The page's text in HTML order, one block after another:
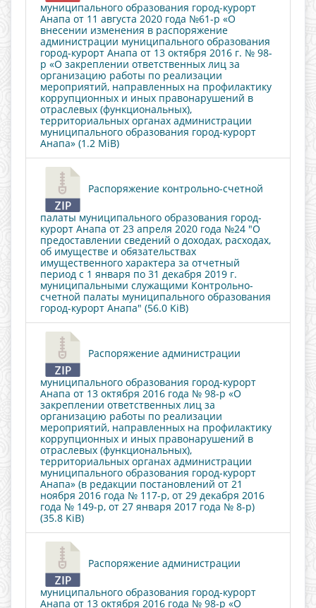
муниципального образования город-курорт
Анапа от 11 августа 2020 года №61-р «О
внесении изменения в распоряжение
администрации муниципального образования
город-курорт Анапа от 13 октября 2016 г. № 98-
р «О закреплении ответственных лиц за
организацию работы по реализации
мероприятий, направленных на профилактику
коррупционных и иных правонарушений в
отраслевых (функциональных),
территориальных органах администрации
муниципального образования город-курорт
Анапа» (1.2 MiB)
Распоряжение контрольно-счетной
палаты муниципального образования город-
курорт Анапа от 23 апреля 2020 года №24 "О
предоставлении сведений о доходах, расходах,
об имуществе и обязательствах
имущественного характера за отчетный
период с 1 января по 31 декабря 2019 г.
муниципальными служащими Контрольно-
счетной палаты муниципального образования
город-курорт Анапа" (56.0 KiB)
Распоряжение администрации
муниципального образования город-курорт
Анапа от 13 октября 2016 года № 98-р «О
закреплении ответственных лиц за
организацию работы по реализации
мероприятий, направленных на профилактику
коррупционных и иных правонарушений в
отраслевых (функциональных),
территориальных органах администрации
муниципального образования город-курорт
Анапа» (в редакции постановлений от 21
ноября 2016 года № 117-р, от 29 декабря 2016
года № 149-р, от 27 января 2017 года № 8-р)
(35.8 KiB)
Распоряжение администрации
муниципального образования город-курорт
Анапа от 13 октября 2016 года № 98-р «О